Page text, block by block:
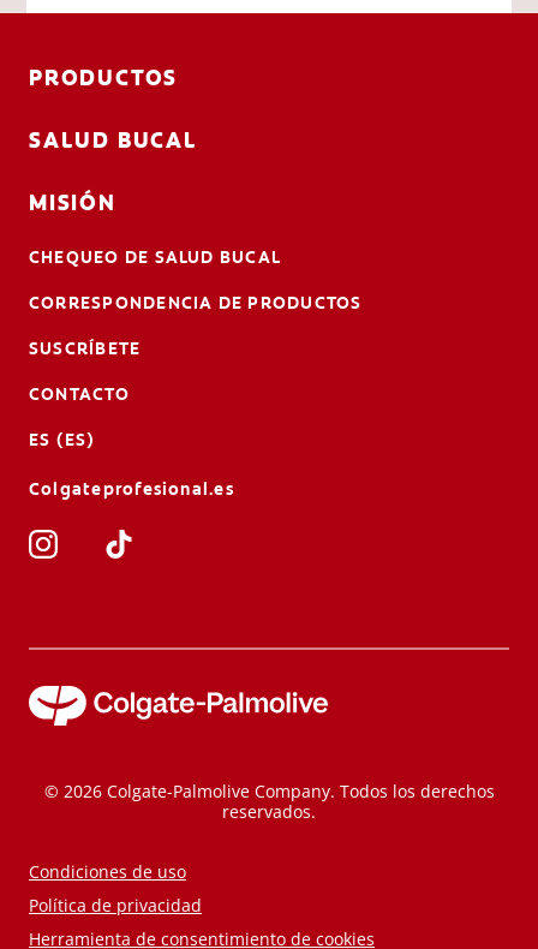
PRODUCTOS
SALUD BUCAL
MISIÓN
CHEQUEO DE SALUD BUCAL
CORRESPONDENCIA DE PRODUCTOS
SUSCRÍBETE
CONTACTO
ES (ES)
Colgateprofesional.es
© 2026 Colgate-Palmolive Company. Todos los derechos
reservados.
Condiciones de uso
Política de privacidad
Herramienta de consentimiento de cookies